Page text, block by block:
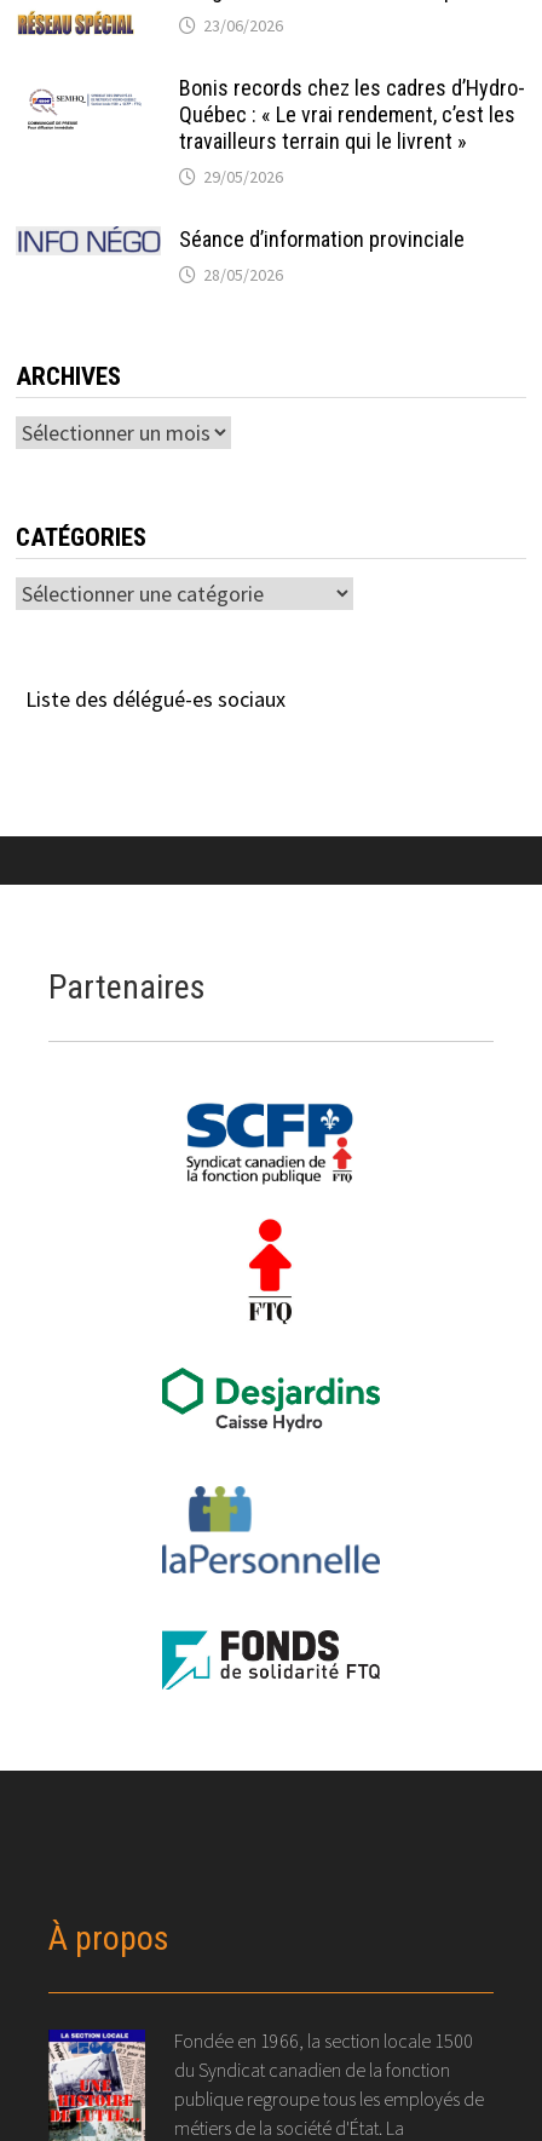
23/06/2026
Bonis records chez les cadres d’Hydro-
Québec : « Le vrai rendement, c’est les
travailleurs terrain qui le livrent »
29/05/2026
Séance d’information provinciale
28/05/2026
ARCHIVES
Archives
CATÉGORIES
Catégories
Liste des délégué-es sociaux
Partenaires
À propos
Fondée en 1966, la section locale 1500
du Syndicat canadien de la fonction
publique regroupe tous les employés de
métiers de la société d'État. La